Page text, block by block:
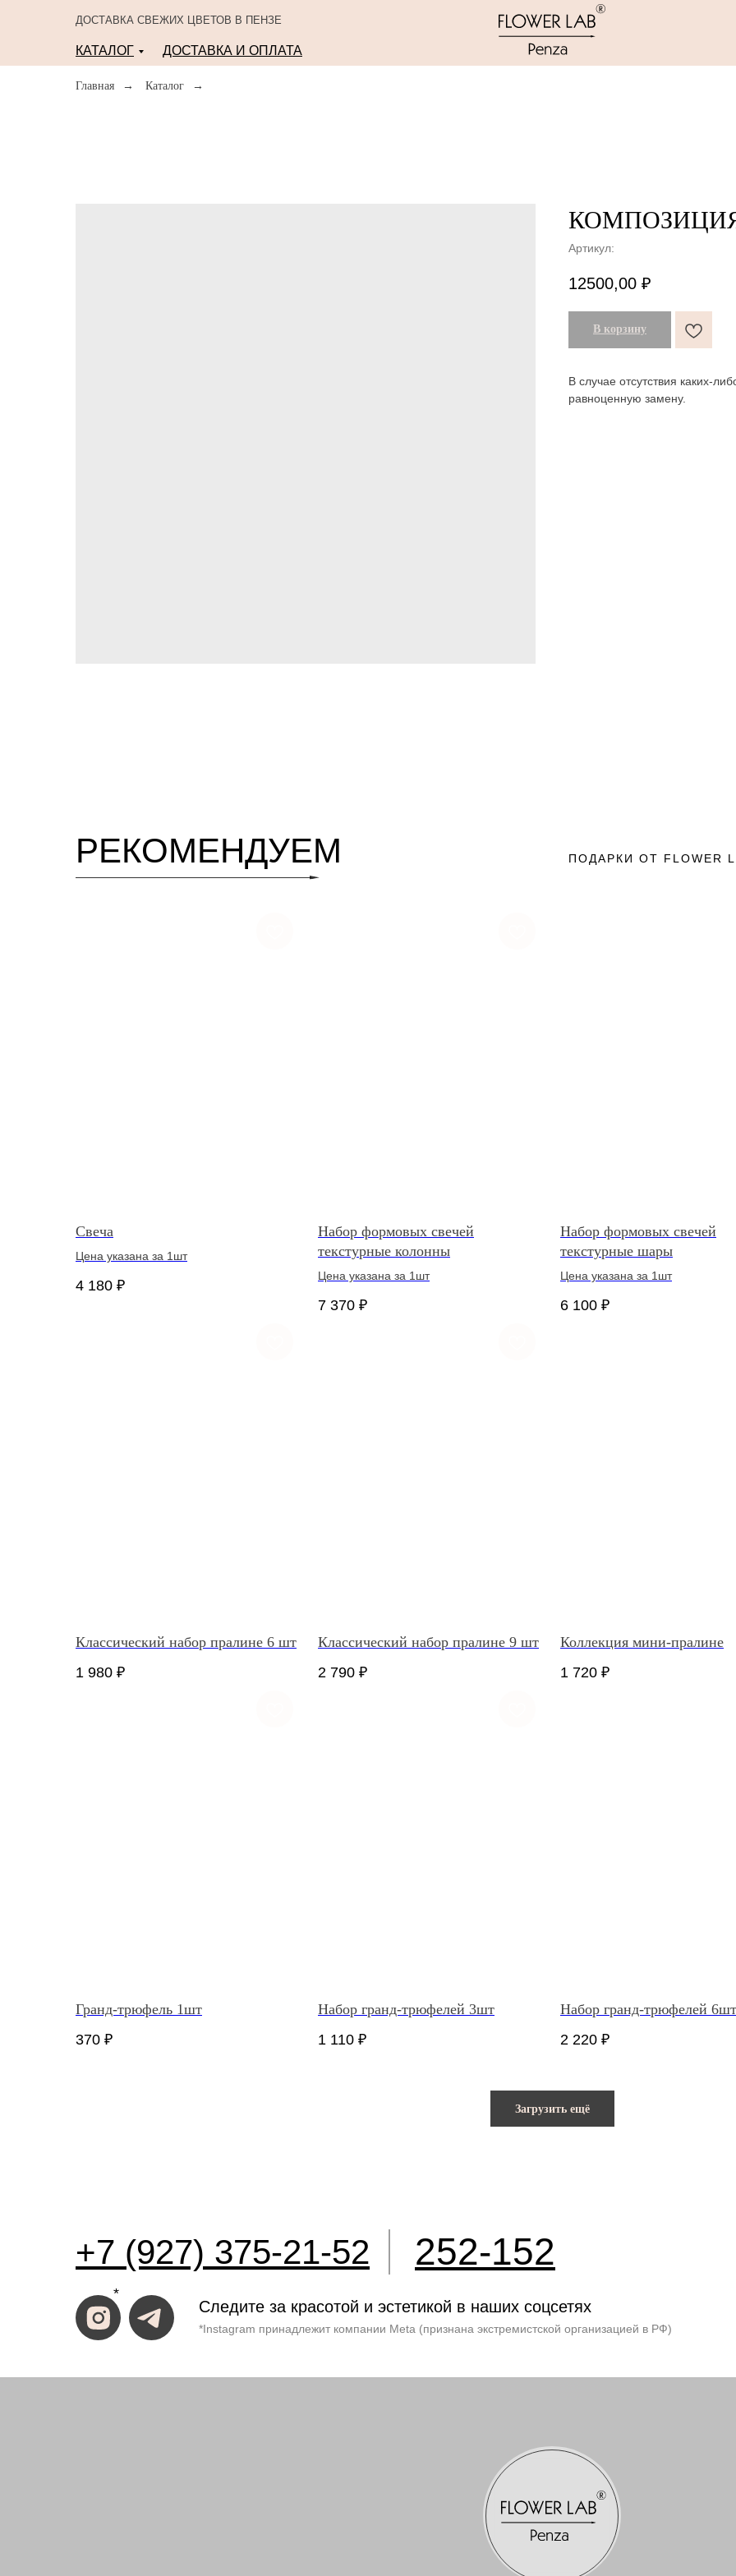
ДОСТАВКА СВЕЖИХ ЦВЕТОВ В ПЕНЗЕ
КАТАЛОГ ДОСТАВКА И ОПЛАТА
Главная → Каталог →
Артикул:
12500,00 ₽
В корзину
В случае отсутствия каких-
равноценную замену.
РЕКОМЕНДУЕМ ПОДАРКИ ОТ FLOWER
Свеча
Цена указана за 1шт
4 180 ₽
Набор формовых свечей
текстурные колонны
Цена указана за 1шт
7 370 ₽
Набор формовых свечей
текстурные шары
Цена указана за 1шт
6 100 ₽
Классический набор пралине 6 шт
1 980 ₽
Классический набор пралине 9 шт
2 790 ₽
Коллекция мини-пралине
1 720 ₽
Гранд-трюфель 1шт
370 ₽
Набор гранд-трюфелей 3шт
1 110 ₽
Набор гранд-трюфелей 6шт
2 220 ₽
Загрузить ещё
Следите за красотой и эстетикой в наших соцсетях
*Instagram принадлежит компании Meta (признана экстремистской организацией в РФ)
*
+7 (927) 375-21-52 252-152